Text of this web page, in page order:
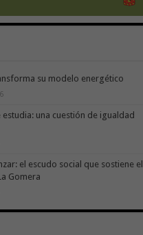
su modelo energético
estudia: una cuestión de igualdad
el escudo social que sostiene el
Gomera